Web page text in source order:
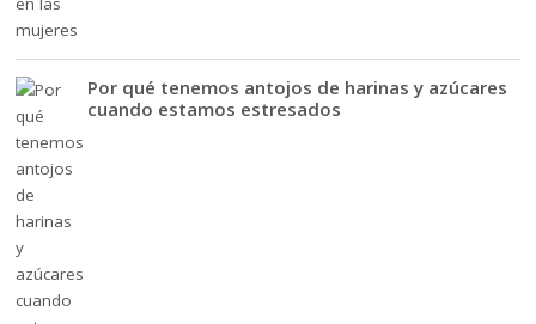
Por qué tenemos antojos de harinas y azúcares
cuando estamos estresados